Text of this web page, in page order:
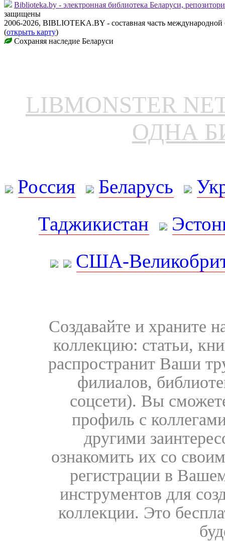
Biblioteka.by - электронная библиотека Беларуси,
защищены
2006-2026, BIBLIOTEKA.BY - составная часть
(открыть карту)
Сохраняя наследие Беларуси
LIBMONSTER
ОДНА
Россия Беларусь
Таджикистан
США-
Создавайте и храните
коллекцию: статьи,
распространит Ваши
филиалов,
соцсети). Вы
профиль с
другими
ознакомить их со
регистрации в
инструментов для
коллекции. Это